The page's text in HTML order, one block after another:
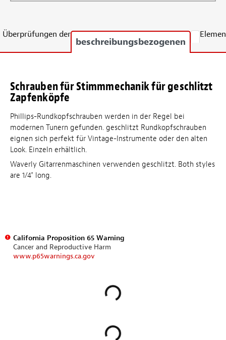
Überprüfungen der
beschreibungsbezogenen
Schrauben für Stimmmechanik für geschlitzt
Zapfenköpfe
Phillips-Rundkopfschrauben werden in der Regel bei
modernen Tunern gefunden. geschlitzt Rundkopfschrauben
eignen sich perfekt für Vintage-Instrumente oder den alten
Look. Einzeln erhältlich.
Waverly Gitarrenmaschinen verwenden geschlitzt. Both styles
are 1/4" long.
California Proposition 65 Warning
Cancer and Reproductive Harm
www.p65warnings.ca.gov